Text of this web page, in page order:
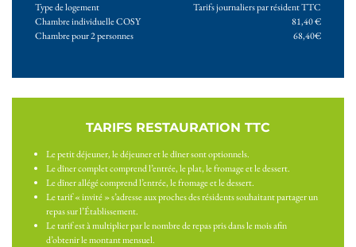
Type de logement
Tarifs journaliers par résident TTC
Chambre individuelle COSY
81,40 €
Chambre pour 2 personnes
68,40€
TARIFS RESTAURATION TTC
Le petit déjeuner, le déjeuner et le dîner sont optionnels.
Le dîner complet comprend l’entrée, le plat, le fromage et le dessert.
Le dîner allégé comprend l’entrée, le fromage et le dessert.
Le tarif « invité » s’adresse aux proches des résidents souhaitant partager un
repas sur l’Établissement.
Le tarif est à multiplier par le nombre de repas pris dans le mois afin
d’obtenir le montant mensuel.